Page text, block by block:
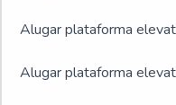
Alugar plataforma
Alugar plataforma